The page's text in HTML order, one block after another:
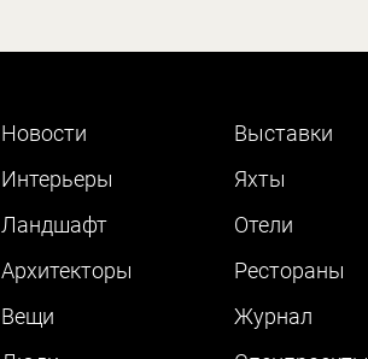
Новости
Интерьеры
Ландшафт
Архитекторы
Вещи
Выставки
Яхты
Отели
Рестораны
Журнал